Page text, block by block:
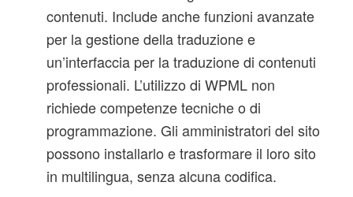
contenuti. Include anche funzioni avanzate
per la gestione della traduzione e
un’interfaccia per la traduzione di contenuti
professionali. L’utilizzo di WPML non
richiede competenze tecniche o di
programmazione. Gli amministratori del sito
possono installarlo e trasformare il loro sito
in multilingua, senza alcuna codifica.